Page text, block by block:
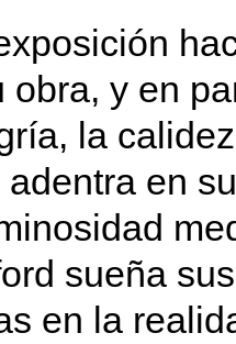
obra, y en
la
en
sueña
en la